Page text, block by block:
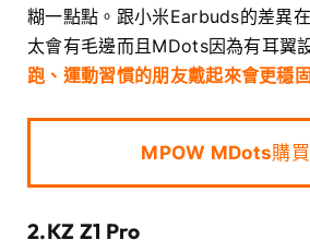
糊一點點。跟小米Earbuds的差異
太會有毛邊而且MDots因為有耳翼
跑、運動習慣的朋友戴起來會更穩
MPOW MDots購
2.KZ Z1 Pro